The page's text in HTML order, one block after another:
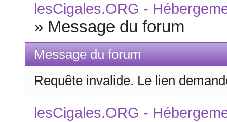
lesCigales.ORG -
» Message du forum
Message du forum
Requête invalide. Le lien
lesCigales.ORG -